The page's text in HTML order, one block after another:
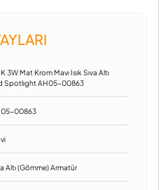
3W Mat Krom Mavı Isık Sıva Altı
Spotlıght AH05-00863
00863
Altı (Gömme) Armatür